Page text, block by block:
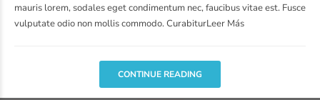
mauris lorem, sodales eget condimentum nec, faucibus vitae est. Fusce
vulputate odio non mollis commodo. CurabiturLeer Más
CONTINUE READING